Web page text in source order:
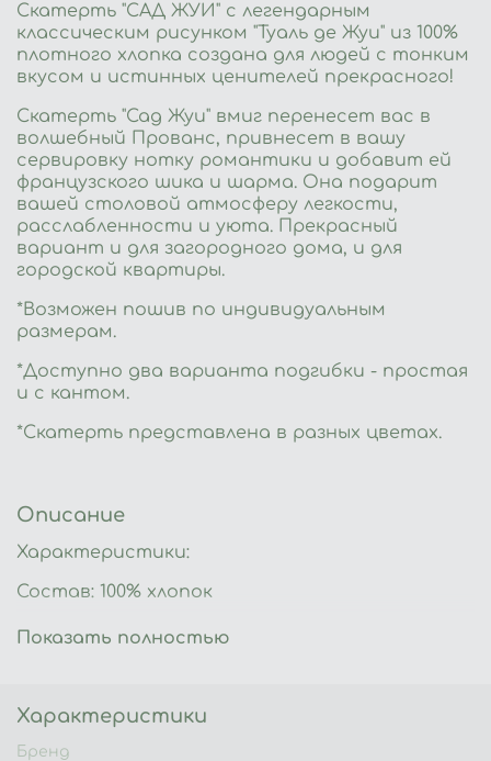
Скатерть "САД ЖУИ" с легендарным
классическим рисунком "Туаль де Жуи" из 100%
плотного хлопка создана для людей с тонким
вкусом и истинных ценителей прекрасного!
Скатерть "Сад Жуи" вмиг перенесет вас в
волшебный Прованс, привнесет в вашу
сервировку нотку романтики и добавит ей
французского шика и шарма. Она подарит
вашей столовой атмосферу легкости,
расслабленности и уюта. Прекрасный
вариант и для загородного дома, и для
городской квартиры.
*Возможен пошив по индивидуальным
размерам.
*Доступно два варианта подгибки - простая
и с кантом.
*Скатерть представлена в разных цветах.
Описание
Характеристики:
Состав: 100% хлопок
Производство: Россия
Глажка: температура 200С
Сушка: в расправленном виде
Показать полностью
Характеристики
Бренд